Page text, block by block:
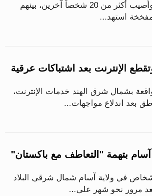
قُتل ما لا يقل عن 16 جندياً باكستانياً وأُصيب أكثر من 20 شخصاً آخرين، بينهم
استهد...
الإنترنت بعد اشتباكات عرقية
بشمال شرق الهند خدمات الإنترنت،
بعد اندلاع مواجهات...
آسام بتهمة "التعاطف مع باكستان"
في ولاية آسام شمال شرقي البلاد
مرور نحو شهر على...